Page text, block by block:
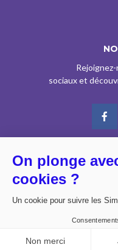
sociaux et
© CE SITE EST AGRÉÉ
CPPAP SOUS LE N°
On plonge
cookies ?
Un cookie pour suivre les
Non merci